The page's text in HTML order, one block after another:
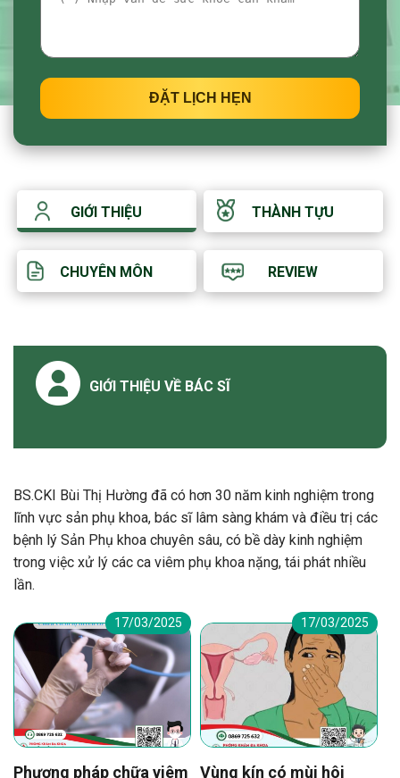
ĐẶT LỊCH HẸN
GIỚI THIỆU THÀNH TỰU
CHUYÊN MÔN REVIEW
GIỚI THIỆU VỀ BÁC SĨ
BS.CKI Bùi Thị Hường đã có hơn 30 năm kinh nghiệm trong
lĩnh vực sản phụ khoa, bác sĩ lâm sàng khám và điều trị các
bệnh lý Sản Phụ khoa chuyên sâu, có bề dày kinh nghiệm
trong việc xử lý các ca viêm phụ khoa nặng, tái phát nhiều
lần.
17/03/2025
Phương pháp chữa viêm
17/03/2025
Vùng kín có mùi hôi